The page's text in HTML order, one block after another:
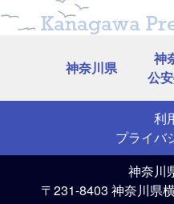
Kanagawa
神奈川県
神
公
利
プライバ
神奈川
〒231-8403 神奈川県